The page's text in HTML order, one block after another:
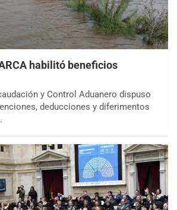
habilitó beneficios
y Control Aduanero dispuso
deducciones y diferimentos